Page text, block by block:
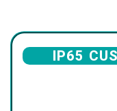
IP65